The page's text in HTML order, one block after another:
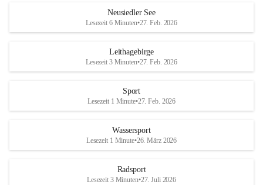
S
und den daraus folgenden wirtschaftlichen
Maßnahmen zur Bekämpfung
Rebe und der Amerikanischen
Anhang VBl. EU Nr. 18
1 Seite•1,4 MB
VBl. EU Nr. 18_2026
r
S
Neusiedler See
Lesezeit 6 Minuten•27. Feb. 2026
Leithagebirge
Lesezeit 3 Minuten•27. Feb. 2026
Sport
Lesezeit 1 Minute•27. Feb. 2026
Wassersport
Lesezeit 1 Minute•26. März 2026
Radsport
Lesezeit 3 Minuten•27. Juli 2026